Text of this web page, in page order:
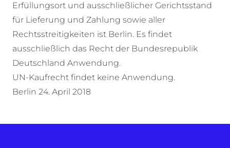
Erfüllungsort und ausschließlicher Gerichtsstand
für Lieferung und Zahlung sowie aller
Rechtsstreitigkeiten ist Berlin. Es findet
ausschließlich das Recht der Bundesrepublik
Deutschland Anwendung.
UN-Kaufrecht findet keine Anwendung.
Berlin 24. April 2018